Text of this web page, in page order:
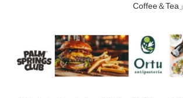
Coffee＆Tea」